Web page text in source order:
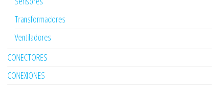
Transformadores
Ventiladores
CONECTORES
CONEXIONES